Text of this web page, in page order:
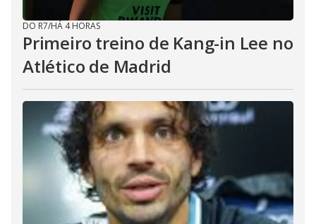
DO R7/HÁ 4 HORAS
Primeiro treino de Kang-in Lee no
Atlético de Madrid